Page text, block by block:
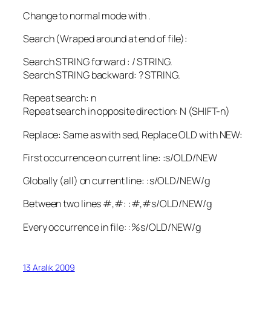
Change to normal mode with.
Search (Wraped around at end of file):
Search STRING forward : / STRING.
Search STRING backward: ? STRING.
Repeat search: n
Repeat search in opposite direction: N (SHIFT-n)
Replace: Same as with sed, Replace OLD with NEW:
First occurrence on current line: :s/OLD/NEW
Globally (all) on current line: :s/OLD/NEW/g
Between two lines #,#: :#,#s/OLD/NEW/g
Every occurrence in file: :%s/OLD/NEW/g
13 Aralık 2009